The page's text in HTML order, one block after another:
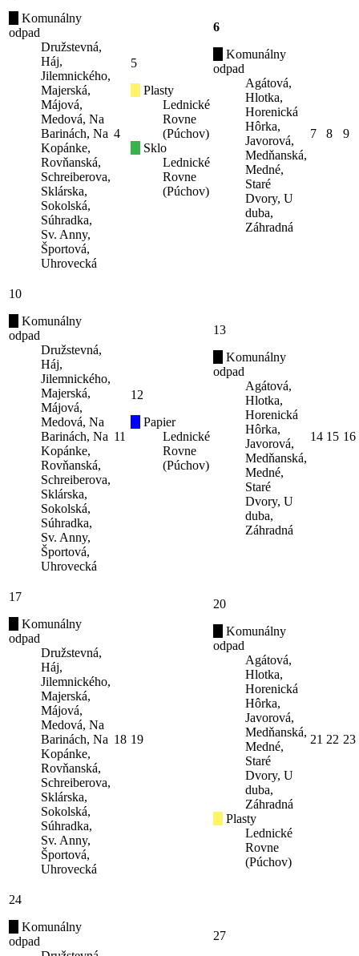
Komunálny
odpad
Družstevná,
Háj,
Jilemnického,
Majerská,
Májová,
Medová, Na
Barinách, Na
Kopánke,
Rovňanská,
Schreiberova,
Sklárska,
Sokolská,
Súhradka,
Sv. Anny,
Športová,
Uhrovecká
4
5
Plasty
Lednické
Rovne
(Púchov)
Sklo
Lednické
Rovne
(Púchov)
6
Komunálny
odpad
Agátová,
Hlotka,
Horenická
Hôrka,
Javorová,
Medňanská,
Medné,
Staré
Dvory, U
duba,
Záhradná
7 8 9
10
Komunálny
odpad
Družstevná,
Háj,
Jilemnického,
Majerská,
Májová,
Medová, Na
Barinách, Na
Kopánke,
Rovňanská,
Schreiberova,
Sklárska,
Sokolská,
Súhradka,
Sv. Anny,
Športová,
Uhrovecká
11
12
Papier
Lednické
Rovne
(Púchov)
13
Komunálny
odpad
Agátová,
Hlotka,
Horenická
Hôrka,
Javorová,
Medňanská,
Medné,
Staré
Dvory, U
duba,
Záhradná
14 15 16
17
Komunálny
odpad
Družstevná,
Háj,
Jilemnického,
Majerská,
Májová,
Medová, Na
Barinách, Na
Kopánke,
Rovňanská,
Schreiberova,
Sklárska,
Sokolská,
Súhradka,
Sv. Anny,
Športová,
Uhrovecká
18 19
20
Komunálny
odpad
Agátová,
Hlotka,
Horenická
Hôrka,
Javorová,
Medňanská,
Medné,
Staré
Dvory, U
duba,
Záhradná
Plasty
Lednické
Rovne
(Púchov)
21 22 23
24
Komunálny
odpad
27